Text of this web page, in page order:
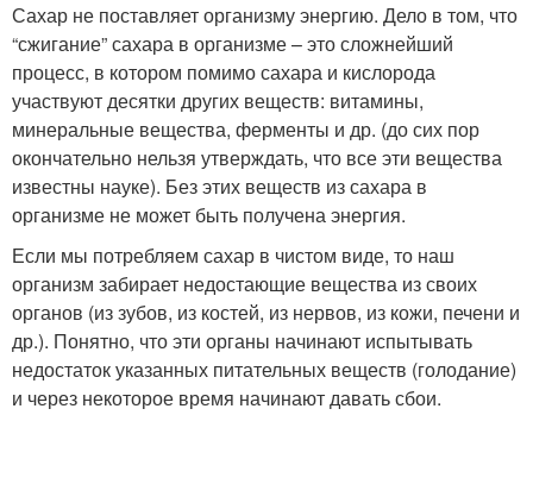
Сахар не поставляет организму энергию. Дело в том, что
“сжигание” сахара в организме – это сложнейший
процесс, в котором помимо сахара и кислорода
участвуют десятки других веществ: витамины,
минеральные вещества, ферменты и др. (до сих пор
окончательно нельзя утверждать, что все эти вещества
известны науке). Без этих веществ из сахара в
организме не может быть получена энергия.
Если мы потребляем сахар в чистом виде, то наш
организм забирает недостающие вещества из своих
органов (из зубов, из костей, из нервов, из кожи, печени и
др.). Понятно, что эти органы начинают испытывать
недостаток указанных питательных веществ (голодание)
и через некоторое время начинают давать сбои.